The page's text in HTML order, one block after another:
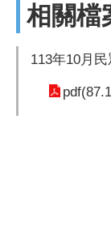
相關檔
113年10月